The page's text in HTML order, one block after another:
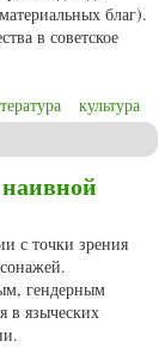
благ).
в советское
культура
с точки зрения
гендерным
в языческих